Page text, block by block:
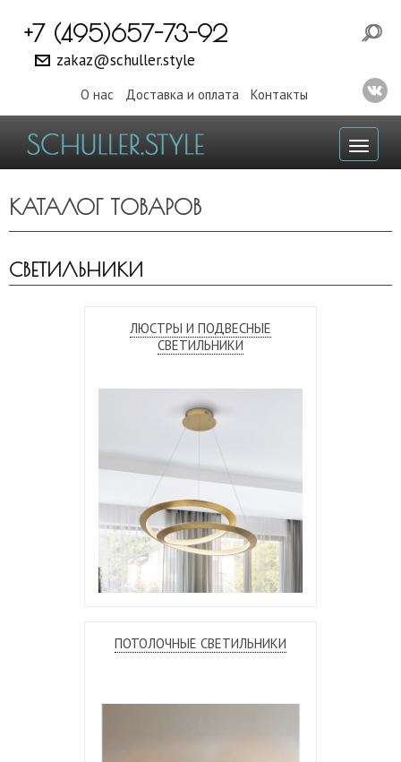
+7 (495)657-73-92
zakaz@schuller.style
О нас Доставка и оплата Контакты
КАТАЛОГ ТОВАРОВ
СВЕТИЛЬНИКИ
ЛЮСТРЫ И ПОДВЕСНЫЕ
СВЕТИЛЬНИКИ
ПОТОЛОЧНЫЕ СВЕТИЛЬНИКИ